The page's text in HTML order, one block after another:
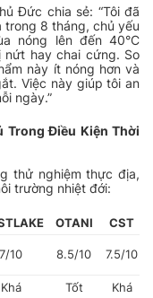
Đức chia sẻ: “Tôi đã
8 tháng, chủ yếu
nóng lên đến 40°C
hay chai cứng. So
này ít nóng hơn và
Việc này giúp tôi an
ngày.”
Trong Điều Kiện Thời
thử nghiệm thực địa,
trường nhiệt đới:
OTANI
CST
7/10 8.5/10 7.5/10
Khá Tốt
Khá